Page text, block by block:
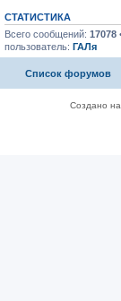
СТАТИСТИКА
Всего сообщений: 17078
пользователь: ГАЛя
Список форумов
Создано